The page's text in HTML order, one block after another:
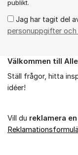
publikt.
Jag har tagit del
personuppgifter och
Om forumet
Välkommen till
Ställ frågor, hitta
idéer!
Vill du reklamera